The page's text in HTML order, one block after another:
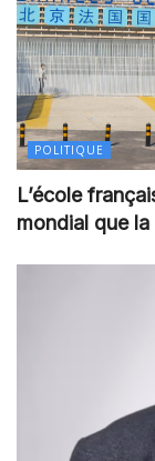
POLITIQUE
L’école
mondial que